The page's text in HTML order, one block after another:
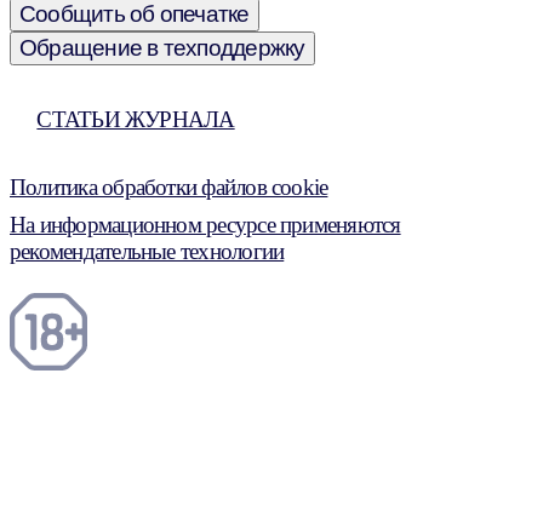
Сообщить об опечатке
Обращение в техподдержку
СТАТЬИ ЖУРНАЛА
Политика обработки файлов cookie
На информационном ресурсе применяются
рекомендательные технологии